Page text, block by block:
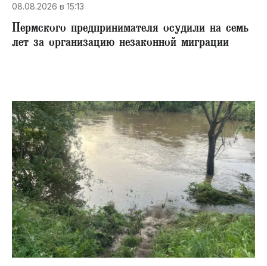
08.08.2026 в 15:13
Пермского предпринимателя осудили на семь
лет за организацию незаконной миграции